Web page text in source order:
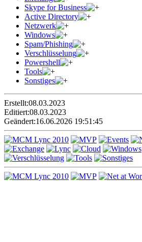
Skype for Business
Active Directory
Netzwerk
Windows
Spam/Phishing
Verschlüsselung
Powershell
Tools
Sonstiges
Erstellt:08.03.2023
Editiert:08.03.2023
Geändert:16.06.2026 19:51:45